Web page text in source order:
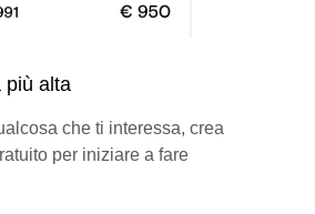
più alta
che ti interessa, crea
per iniziare a fare